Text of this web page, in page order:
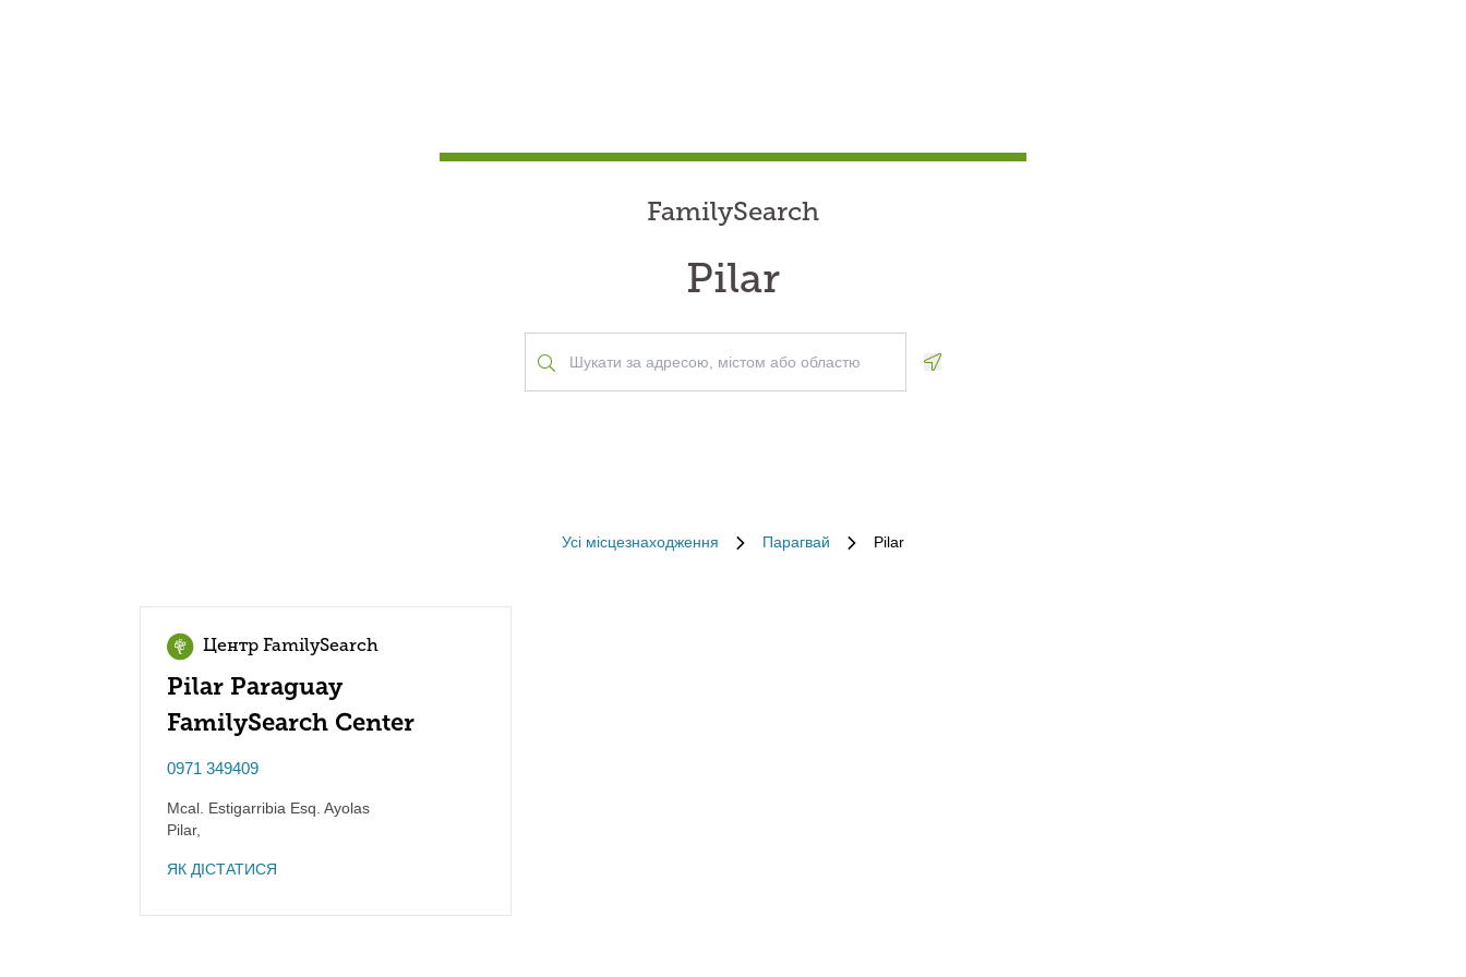
FamilySearch
Pilar
Усі місцезнаходження Парагвай Pilar
Центр FamilySearch
Pilar Paraguay
FamilySearch Center
0971 349409
Mcal. Estigarribia Esq. Ayolas
Pilar,
ЯК ДІСТАТИСЯ